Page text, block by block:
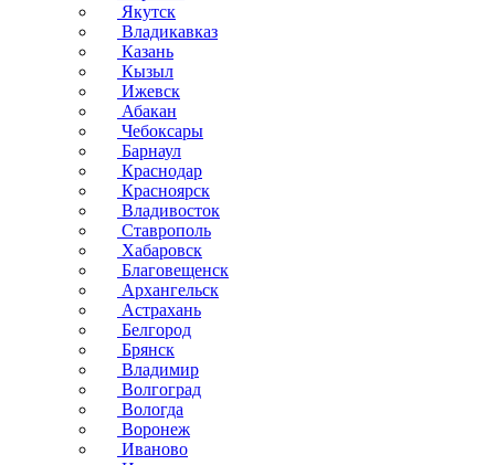
Якутск
Владикавказ
Казань
Кызыл
Ижевск
Абакан
Чебоксары
Барнаул
Краснодар
Красноярск
Владивосток
Ставрополь
Хабаровск
Благовещенск
Архангельск
Астрахань
Белгород
Брянск
Владимир
Волгоград
Вологда
Воронеж
Иваново